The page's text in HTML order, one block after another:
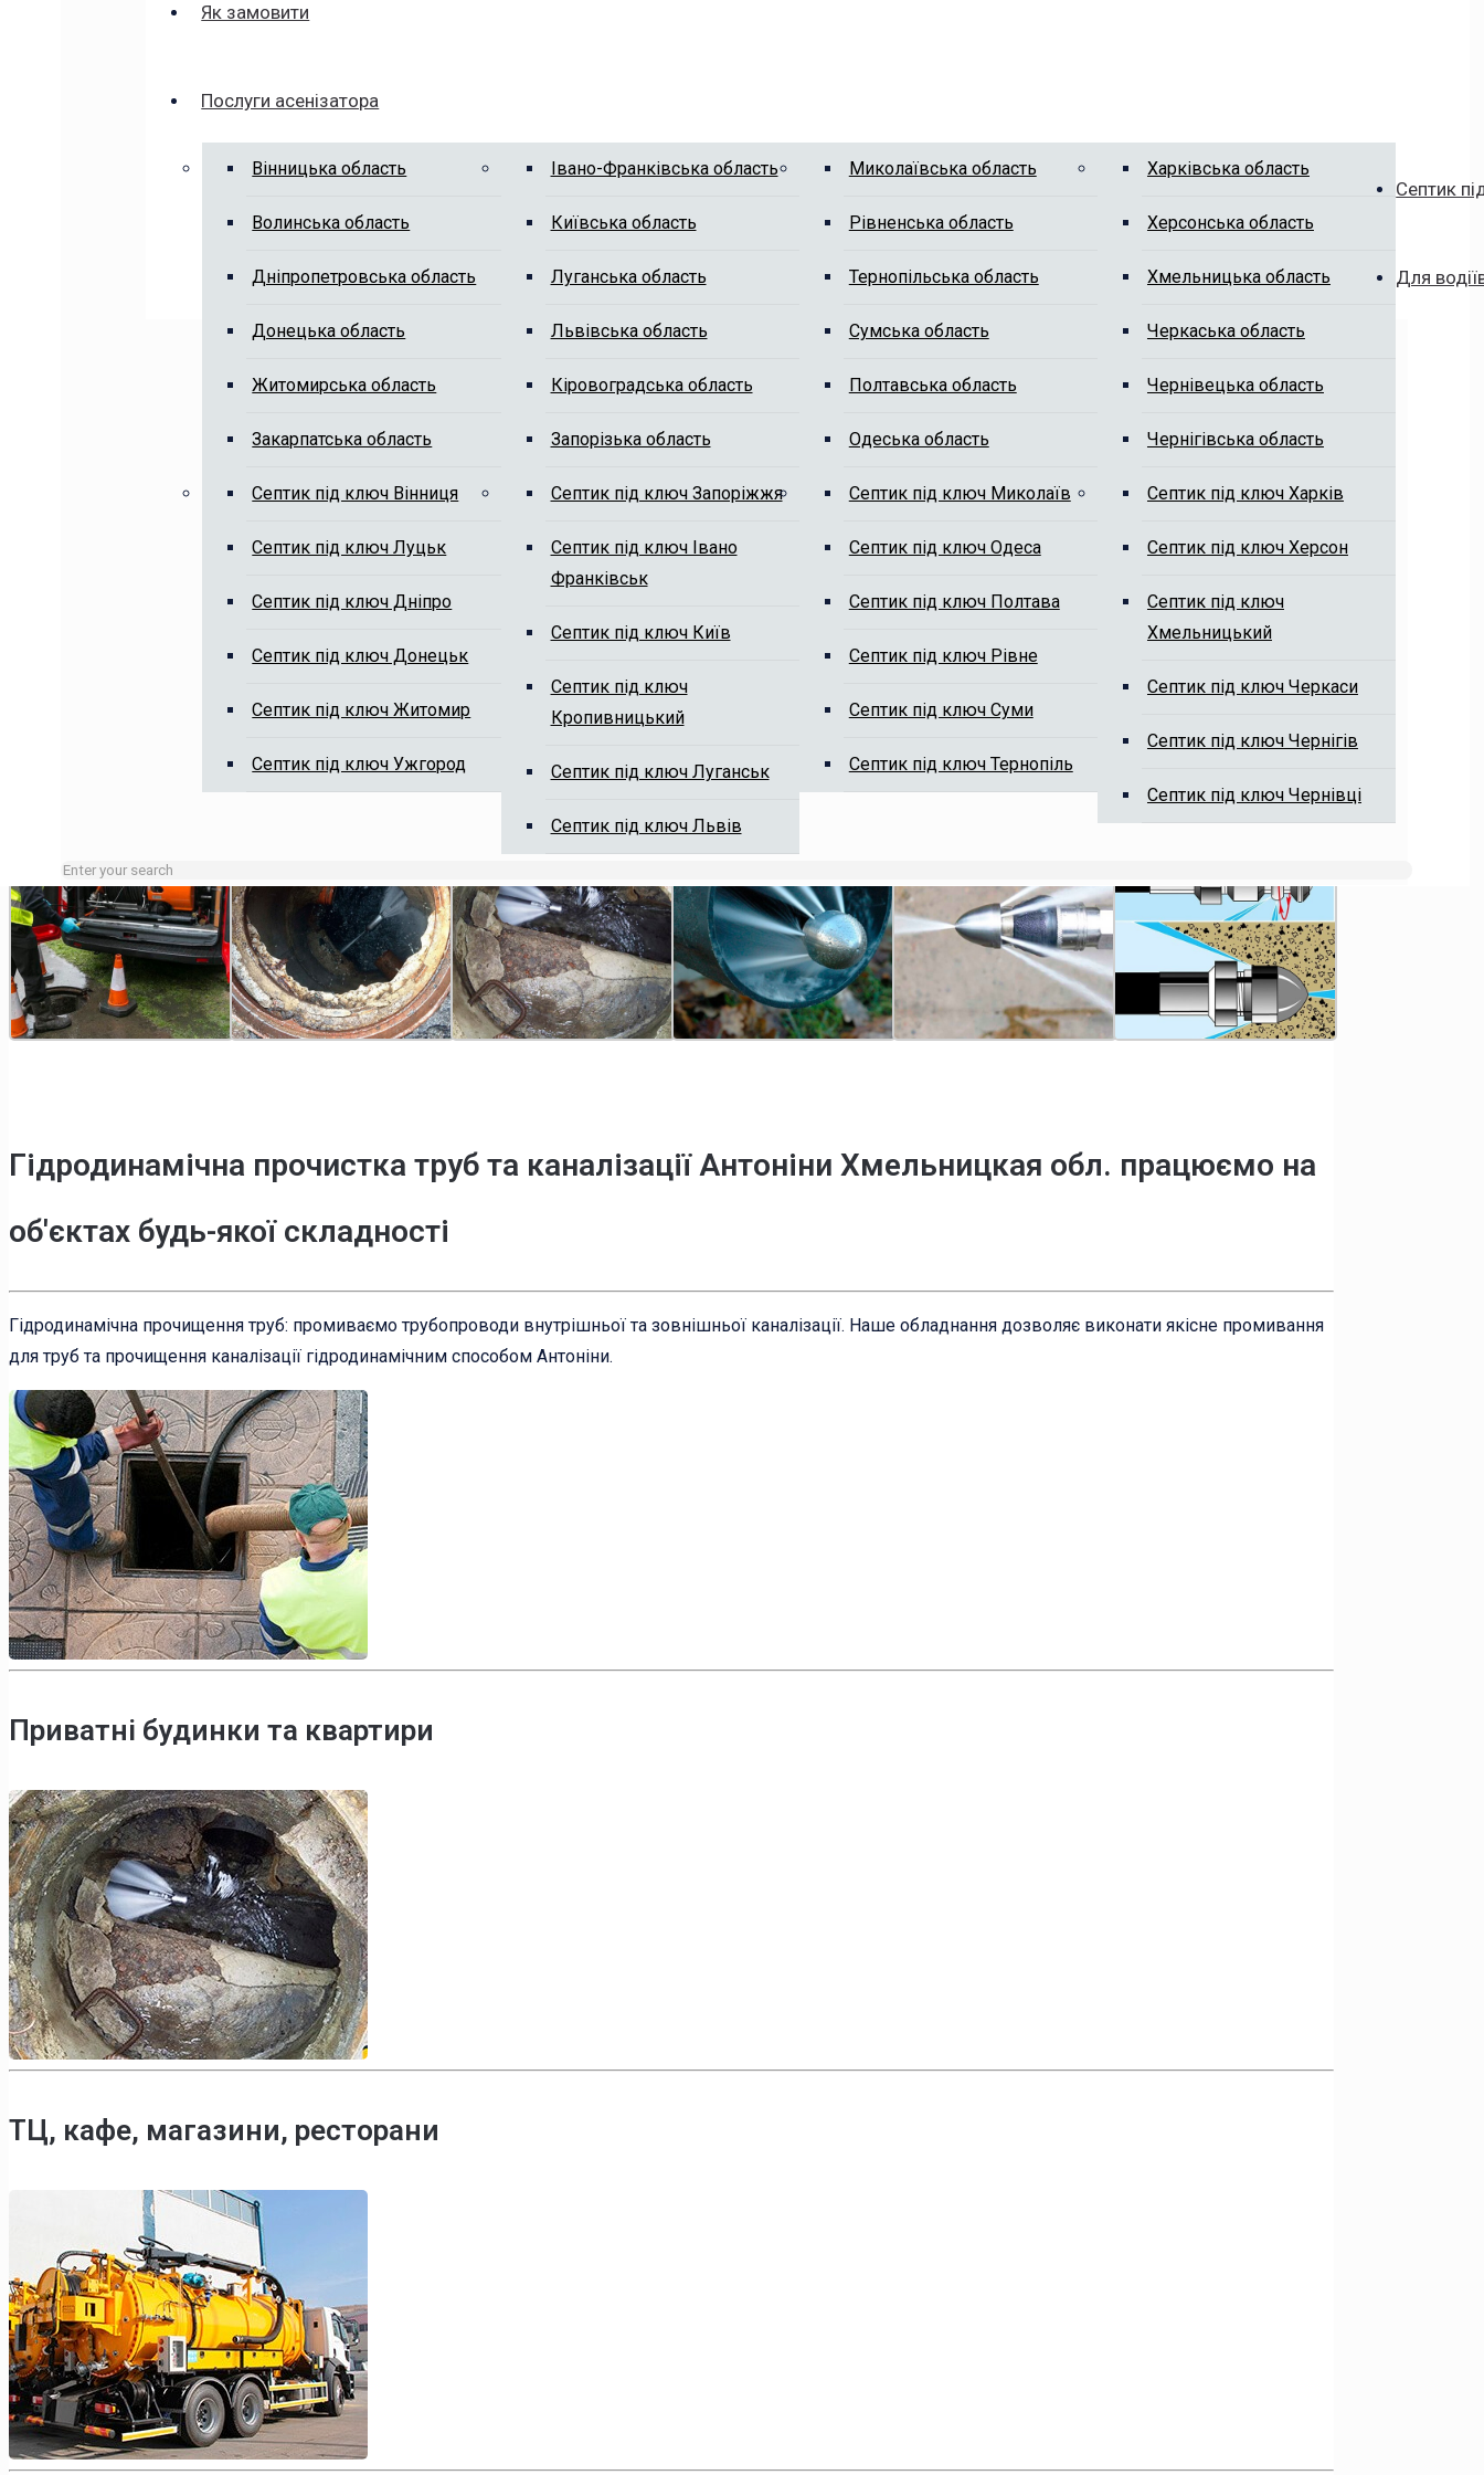
Як замовити
Послуги асенізатора
Вінницька область
Волинська область
Дніпропетровська область
Донецька область
Житомирська область
Закарпатська область
Івано-Франківська область
Київська область
Луганська область
Львівська область
Кіровоградська область
Запорізька область
Миколаївська область
Рівненська область
Тернопільська область
Сумська область
Полтавська область
Одеська область
Харківська область
Херсонська область
Хмельницька область
Черкаська область
Чернівецька область
Чернігівська область
Септик
Септик під ключ Вінниця
Септик під ключ Луцьк
Септик під ключ Дніпро
Септик під ключ Донецьк
Септик під ключ Житомир
Септик під ключ Ужгород
Септик під ключ Запоріжжя
Септик під ключ Івано
Франківськ
Септик під ключ Київ
Септик під ключ
Кропивницький
Септик під ключ Луганськ
Септик під ключ Львів
Септик під ключ Миколаїв
Септик під ключ Одеса
Септик під ключ Полтава
Септик під ключ Рівне
Септик під ключ Суми
Септик під ключ Тернопіль
Септик під ключ Харків
Септик під ключ Херсон
Септик під ключ
Хмельницький
Септик під ключ Черкаси
Септик під ключ Чернігів
Септик під ключ Чернівці
Для
Викачка вигрібних ям, чистка ям від мулу
Зайняті лінії або неробочий час залишайте заявку на сайті, ми Вам передзвонимо.
Гідродинамічна прочистка труб та каналізації Антоніни Хмельницкая обл. працюємо на
об'єктах будь-якої складності
Гідродинамічна прочищення труб: промиваємо трубопроводи внутрішньої та зовнішньої каналізації. Наше обладнання дозволяє виконати якісне промивання
для труб та прочищення каналізації гідродинамічним способом Антоніни.
Приватні будинки та квартири
ТЦ, кафе, магазини, ресторани